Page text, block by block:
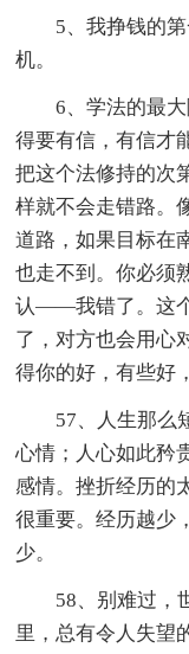
5、我挣钱的
机。
6、学法的最
得要有信，有信才
把这个法修持的次
样就不会走错路。
道路，如果目标在
也走不到。你必须
认——我错了。这
了，对方也会用心
得你的好，有些好
57、人生那么
心情；人心如此矜
感情。挫折经历的
很重要。经历越少
少。
58、别难过，
里，总有令人失望